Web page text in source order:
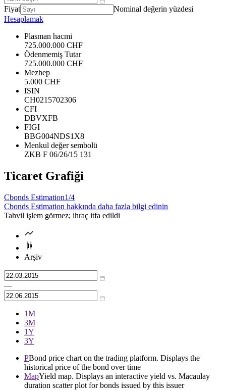
Fiyat
Nominal değerin yüzdesi
Hesaplamak
Plasman hacmi
725.000.000 CHF
Ödenmemiş Tutar
725.000.000 CHF
Mezhep
5.000 CHF
ISIN
CH0215702306
CFI
DBVXFB
FIGI
BBG004NDS1X8
Menkul değer sembolü
ZKB F 06/26/15 131
Ticaret Grafiği
Cbonds Estimation1/4
Cbonds Estimation hakkında daha fazla bilgi edinin
Tahvil işlem görmez; ihraç itfa edildi
Arşiv
—
1М
3М
1Y
3Y
PBond price chart on the trading platform. Displays the
historical price of the bond over time
MapYield map. Displays an interactive yield vs. Macaulay
duration scatter plot for bonds issued by this issuer